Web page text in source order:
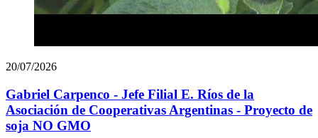
20/07/2026
Gabriel Carpenco - Jefe Filial E. Ríos de la
Asociación de Cooperativas Argentinas - Proyecto de
soja NO GMO